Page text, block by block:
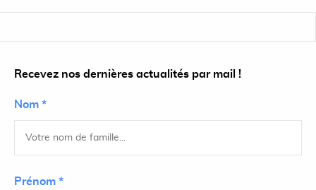
Recevez nos dernières actualités par mail !
Nom *
Prénom *